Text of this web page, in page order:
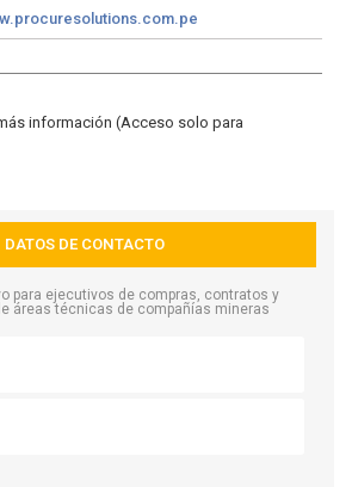
información (Acceso solo para
DATOS DE CONTACTO
para ejecutivos de compras, contratos y
áreas técnicas de compañías mineras